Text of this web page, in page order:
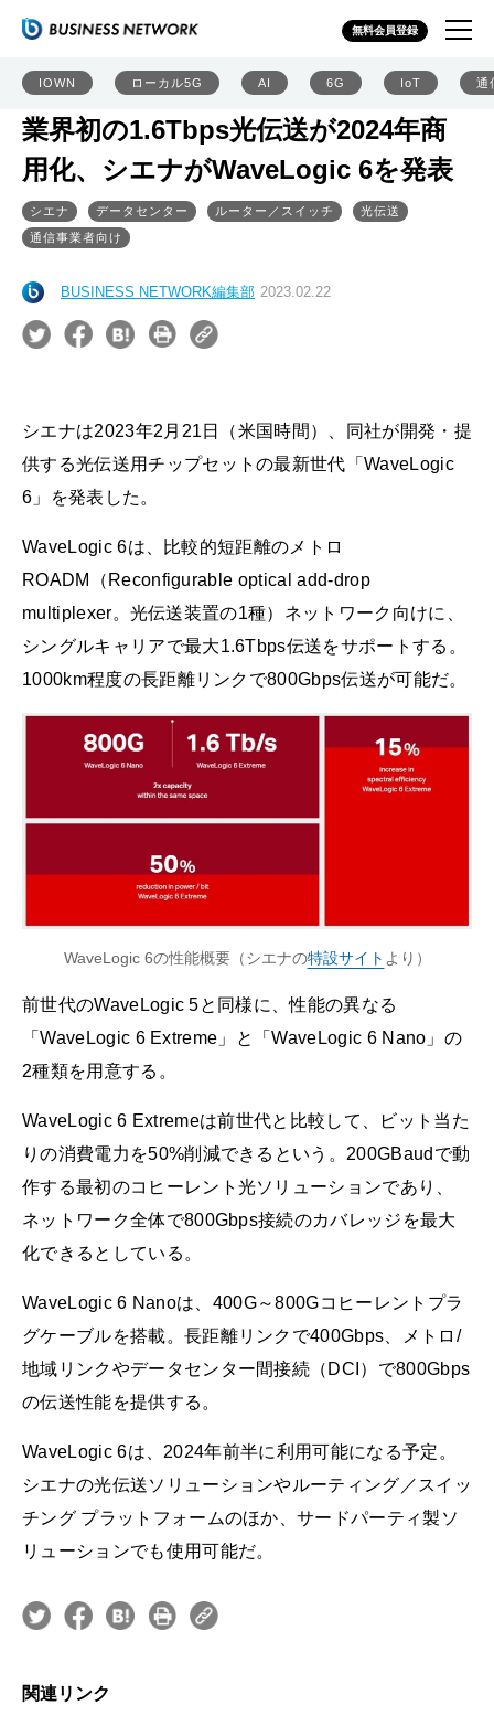
無料会員登録
IOWN ローカル5G AI 6G IoT 通
業界初の1.6Tbps光伝送が2024年商
用化、シエナがWaveLogic 6を発表
シエナ データセンター ルーター／スイッチ
光伝送
通信事業者向け
BUSINESS NETWORK編集部 2023.02.22
シエナは2023年2月21日（米国時間）、同社が開発・提
供する光伝送用チップセットの最新世代「WaveLogic
6」を発表した。
WaveLogic 6は、比較的短距離のメトロ
ROADM（Reconfigurable optical add-drop
multiplexer。光伝送装置の1種）ネットワーク向けに、
シングルキャリアで最大1.6Tbps伝送をサポートする。
1000km程度の長距離リンクで800Gbps伝送が可能だ。
WaveLogic 6の性能概要（シエナの特設サイト より）
前世代のWaveLogic 5と同様に、性能の異なる
「WaveLogic 6 Extreme」と「WaveLogic 6 Nano」の
2種類を用意する。
WaveLogic 6 Extremeは前世代と比較して、ビット当た
りの消費電力を50%削減できるという。200GBaudで動
作する最初のコヒーレント光ソリューションであり、
ネットワーク全体で800Gbps接続のカバレッジを最大
化できるとしている。
WaveLogic 6 Nanoは、400G～800Gコヒーレントプラ
グケーブルを搭載。長距離リンクで400Gbps、メトロ/
地域リンクやデータセンター間接続（DCI）で800Gbps
の伝送性能を提供する。
WaveLogic 6は、2024年前半に利用可能になる予定。
シエナの光伝送ソリューションやルーティング／スイッ
チング プラットフォームのほか、サードパーティ製ソ
リューションでも使用可能だ。
関連リンク